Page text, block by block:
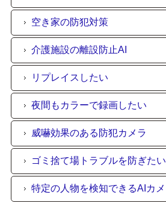
空き家の防犯対策
介護施設の離設防止AI
リプレイスしたい
夜間もカラーで録画したい
威嚇効果のある防犯カメラ
ゴミ捨て場トラブルを防ぎたい
特定の人物を検知できるAIカ